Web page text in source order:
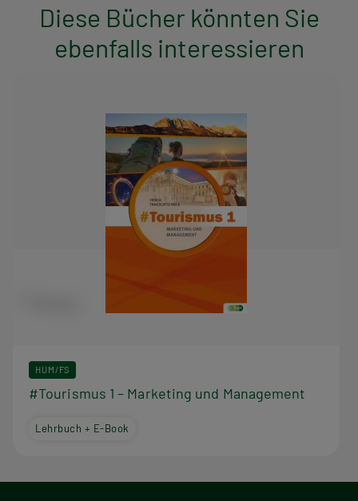
Diese Bücher könnten Sie
ebenfalls interessieren
HUM/FS
#Tourismus 1 – Marketing und Management
Lehrbuch + E-Book